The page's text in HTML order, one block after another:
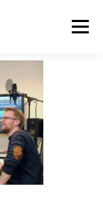
Meny